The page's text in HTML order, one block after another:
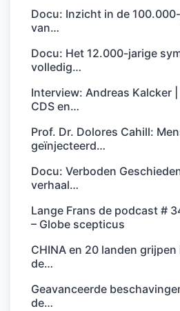
Docu: Inzicht in de
van…
Docu: Het 12.000-jarige
volledig…
Interview: Andreas Kalcker
CDS en…
Prof. Dr. Dolores Cahill:
geïnjecteerd…
Docu: Verboden
verhaal…
Lange Frans de podcast #
– Globe scepticus
CHINA en 20 landen
de…
Geavanceerde
de…